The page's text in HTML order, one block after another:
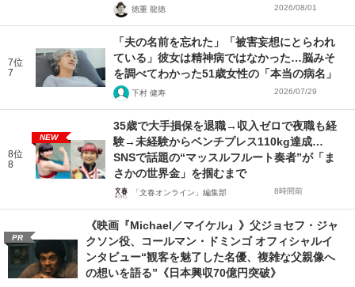
徳重 龍徳 2026/08/01
7位
7
「夫の名前を忘れた」「被害妄想にとらわれ
ている」彼女は精神病ではなかった…脳みそ
を調べてわかった51歳女性の「本当の病名」
下村 健寿 2026/07/29
8位
8
NEW
35歳で大手損保を退職→収入ゼロで夜職も経
験→未経験からベンチプレス110kg達成…
SNSで話題の“マッスルフルート奏者”が「ま
さかの世界金」を掴むまで
「文春オンライン」編集部 8時間前
PR
《映画『Michael／マイケル』》父ジョセフ・ジャ
クソン役、コールマン・ドミンゴ オフィシャルイ
ンタビュー“観客を魅了した名優、複雑な父親像へ
の想いを語る”《日本興収70億円突破》